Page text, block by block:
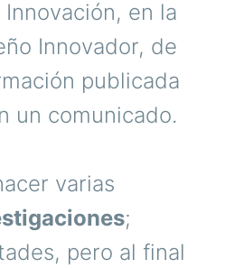
en la
Innovador, de
publicada
un comunicado.
varias
;
pero al final